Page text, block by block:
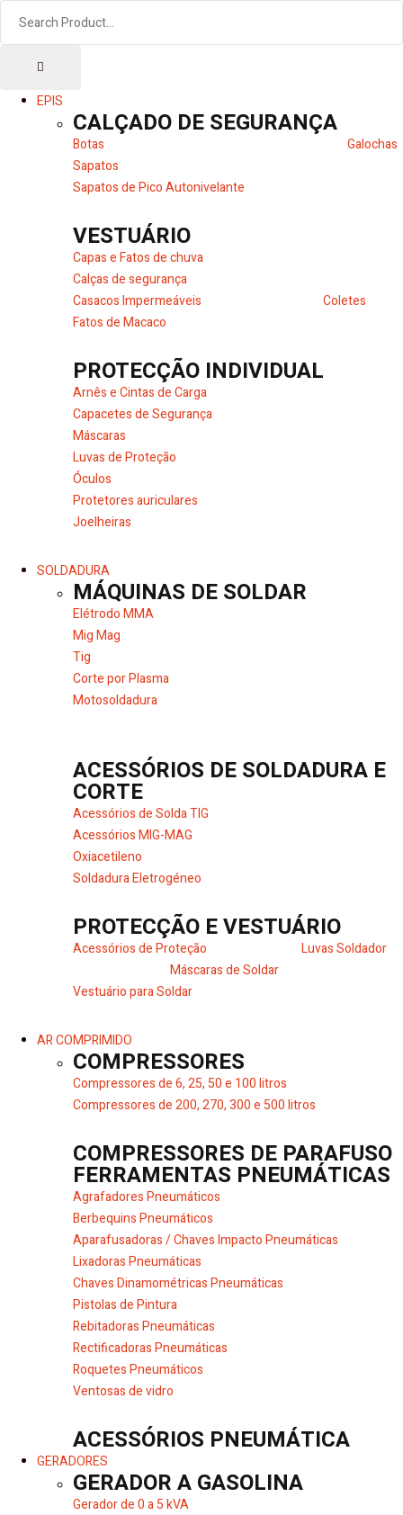
EPIS
CALÇADO DE SEGURANÇA
Botas
Galochas
Sapatos
Sapatos de Pico Autonivelante
VESTUÁRIO
Capas e Fatos de chuva
Calças de segurança
Casacos Impermeáveis
Coletes
Fatos de Macaco
PROTECÇÃO INDIVIDUAL
Arnês e Cintas de Carga
Capacetes de Segurança
Máscaras
Luvas de Proteção
Óculos
Protetores auriculares
Joelheiras
SOLDADURA
MÁQUINAS DE SOLDAR
Elétrodo MMA
Mig Mag
Tig
Corte por Plasma
Motosoldadura
ACESSÓRIOS DE SOLDADURA E
CORTE
Acessórios de Solda TIG
Acessórios MIG-MAG
Oxiacetileno
Soldadura Eletrogéneo
PROTECÇÃO E VESTUÁRIO
Acessórios de Proteção
Luvas Soldador
Máscaras de Soldar
Vestuário para Soldar
AR COMPRIMIDO
COMPRESSORES
Compressores de 6, 25, 50 e 100 litros
Compressores de 200, 270, 300 e 500 litros
COMPRESSORES DE PARAFUSO
FERRAMENTAS PNEUMÁTICAS
Agrafadores Pneumáticos
Berbequins Pneumáticos
Aparafusadoras / Chaves Impacto Pneumáticas
Lixadoras Pneumáticas
Chaves Dinamométricas Pneumáticas
Pistolas de Pintura
Rebitadoras Pneumáticas
Rectificadoras Pneumáticas
Roquetes Pneumáticos
Ventosas de vidro
ACESSÓRIOS PNEUMÁTICA
GERADORES
GERADOR A GASOLINA
Gerador de 0 a 5 kVA